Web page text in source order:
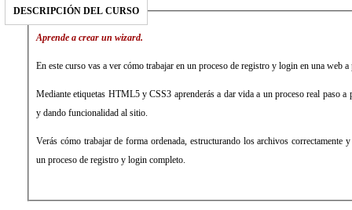
DESCRIPCIÓN DEL CURSO
Aprende a crear un wizard.
En este curso vas a ver cómo trabajar en un proceso de registro y login en una web
Mediante etiquetas HTML5 y CSS3 aprenderás a dar vida a un proceso real paso a
y dando funcionalidad al sitio.
Verás cómo trabajar de forma ordenada, estructurando los archivos correctamente
un proceso de registro y login completo.